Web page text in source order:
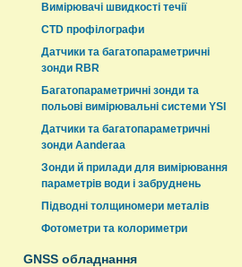
Вимірювачі швидкості течії
CTD профілографи
Датчики та багатопараметричні
зонди RBR
Багатопараметричні зонди та
польові вимірювальні системи YSI
Датчики та багатопараметричні
зонди Aanderaa
Зонди й прилади для вимірювання
параметрів води і забруднень
Підводні толщиномери металів
Фотометри та колориметри
GNSS обладнання